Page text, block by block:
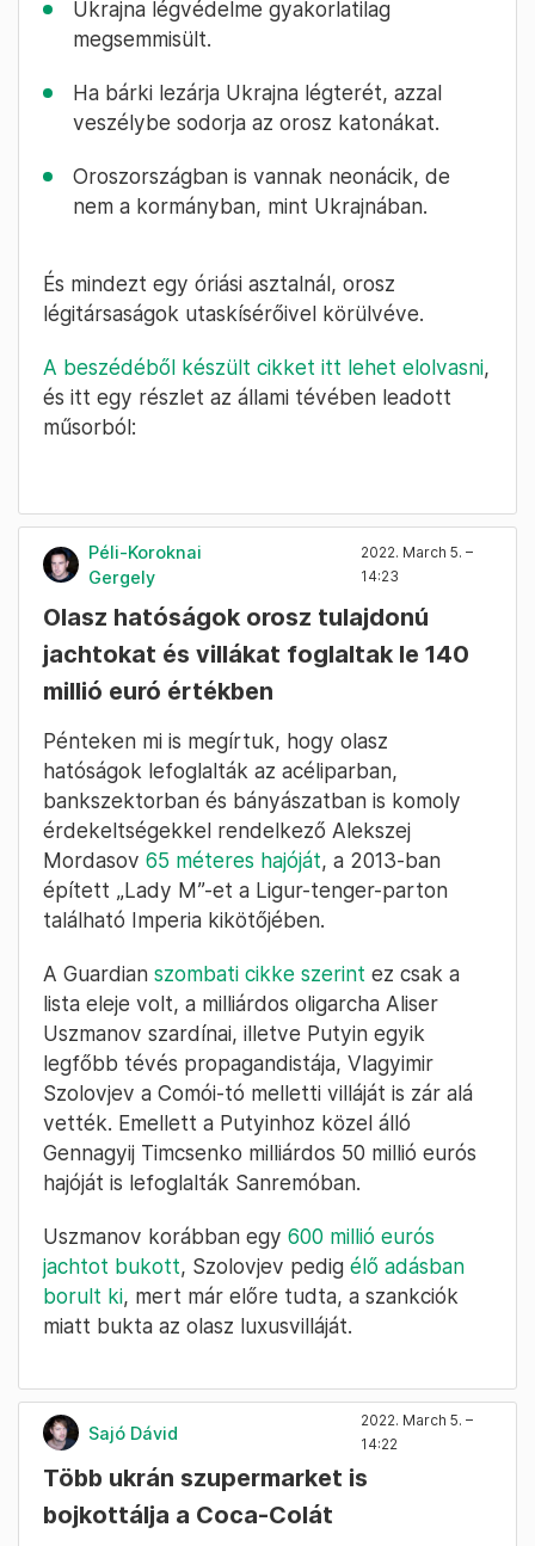
Ukrajna légvédelme gyakorlatilag
megsemmisült.
Ha bárki lezárja Ukrajna légterét, azzal
veszélybe sodorja az orosz katonákat.
Oroszországban is vannak neonácik, de
nem a kormányban, mint Ukrajnában.
És mindezt egy óriási asztalnál, orosz
légitársaságok utaskísérőivel körülvéve.
A beszédéből készült cikket itt lehet elolvasni,
és itt egy részlet az állami tévében leadott
műsorból:
Péli-Koroknai
Gergely
2022. March 5. –
14:23
Olasz hatóságok orosz tulajdonú
jachtokat és villákat foglaltak le 140
millió euró értékben
Pénteken mi is megírtuk, hogy olasz
hatóságok lefoglalták az acéliparban,
bankszektorban és bányászatban is komoly
érdekeltségekkel rendelkező Alekszej
Mordasov 65 méteres hajóját, a 2013-ban
épített „Lady M”-et a Ligur-tenger-parton
található Imperia kikötőjében.
A Guardian szombati cikke szerint ez csak a
lista eleje volt, a milliárdos oligarcha Aliser
Uszmanov szardínai, illetve Putyin egyik
legfőbb tévés propagandistája, Vlagyimir
Szolovjev a Comói-tó melletti villáját is zár alá
vették. Emellett a Putyinhoz közel álló
Gennagyij Timcsenko milliárdos 50 millió eurós
hajóját is lefoglalták Sanremóban.
Uszmanov korábban egy 600 millió eurós
jachtot bukott, Szolovjev pedig élő adásban
borult ki, mert már előre tudta, a szankciók
miatt bukta az olasz luxusvilláját.
Sajó Dávid
2022. March 5. –
14:22
Több ukrán szupermarket is
bojkottálja a Coca-Colát